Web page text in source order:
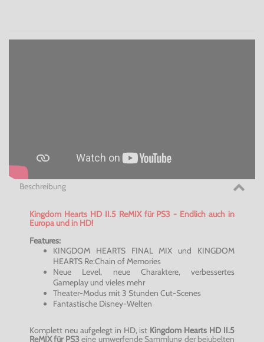
Beschreibung
Kingdom HeartsHD II.5 ReMIXfür PS3 - Endlich auch in
Europa und in HD!
Features:
KINGDOM HEARTSFINAL MIX und KINGDOM
HEARTS Re:Chain of Memories
Neue Level, neue Charaktere, verbessertes
Gameplay und vieles mehr
Theater-Modus mit 3 Stunden Cut-Scenes
Fantastische Disney-Welten
Komplett neu aufgelegt in HD, ist Kingdom Hearts HD II.5
ReMIXfür PS3 eine umwerfendeSammlung der bejubelten